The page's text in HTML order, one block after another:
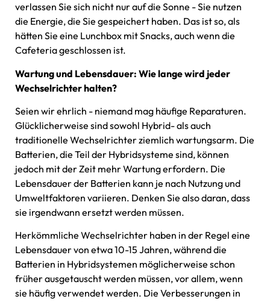
verlassen Sie sich nicht nur auf die Sonne - Sie nutzen
die Energie, die Sie gespeichert haben. Das ist so, als
hätten Sie eine Lunchbox mit Snacks, auch wenn die
Cafeteria geschlossen ist.
Wartung und Lebensdauer: Wie lange wird jeder
Wechselrichter halten?
Seien wir ehrlich - niemand mag häufige Reparaturen.
Glücklicherweise sind sowohl Hybrid- als auch
traditionelle Wechselrichter ziemlich wartungsarm. Die
Batterien, die Teil der Hybridsysteme sind, können
jedoch mit der Zeit mehr Wartung erfordern. Die
Lebensdauer der Batterien kann je nach Nutzung und
Umweltfaktoren variieren. Denken Sie also daran, dass
sie irgendwann ersetzt werden müssen.
Herkömmliche Wechselrichter haben in der Regel eine
Lebensdauer von etwa 10-15 Jahren, während die
Batterien in Hybridsystemen möglicherweise schon
früher ausgetauscht werden müssen, vor allem, wenn
sie häufig verwendet werden. Die Verbesserungen in